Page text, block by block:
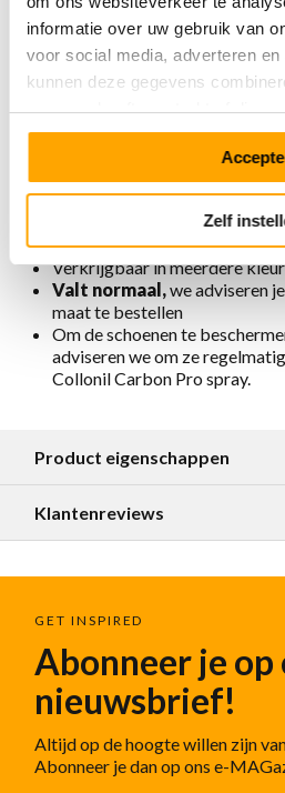
informatie over uw gebruik van
voor social media, adverteren
kunnen deze gegevens
u aan ze heeft verstrekt of die
van uw gebruik van hun services.
Zelf
Eigenschappen
Red
Gemaakt van premium
Uitneembaar voetbed
Voering is chroomvrij,
antibacterieel
Instappers, gemakkelijk aan-
Ambachtelijk en verantwoord
Portugal
Verkrijgbaar in meerdere
Valt normaal,we adviseren
maat te bestellen
Om de schoenen te
adviseren we om ze
Collonil Carbon Pro spray.
Product eigenschappen
Klantenreviews
GET INSPIRED
Abonneer je op
nieuwsbrief!
Altijd op de hoogte willen zijn
Abonneer je dan op ons e-